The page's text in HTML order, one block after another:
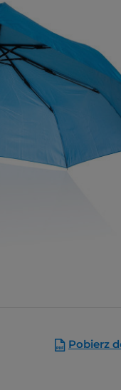
Pobierz